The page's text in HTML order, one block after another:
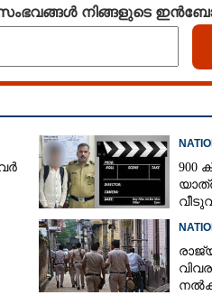
നിങ്ങളുടെ
900